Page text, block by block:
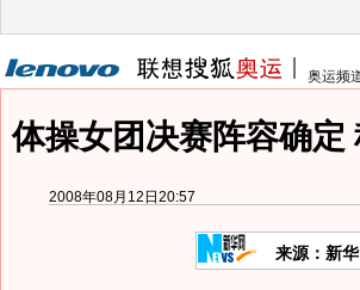
奥运频
体操女团决赛阵容确定
2008年08月12日20:57
来源：新华